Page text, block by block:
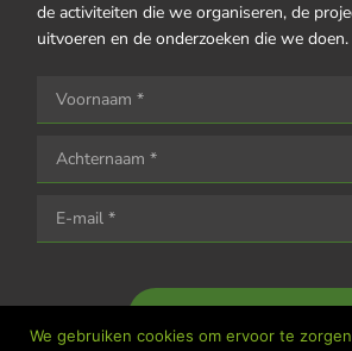
de activiteiten die we organiseren, de
uitvoeren en de onderzoeken die we doen.
We gebruiken cookies om ervoor te